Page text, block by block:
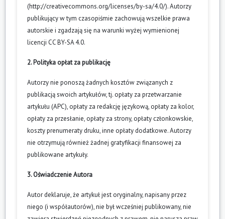
(http://creativecommons.org/licenses/by-sa/4.0/). Autorzy
publikujący w tym czasopiśmie zachowują wszelkie prawa
autorskie i zgadzają się na warunki wyżej wymienionej
licencji CC BY-SA 4.0.
2. Polityka opłat za publikację
Autorzy nie ponoszą żadnych kosztów związanych z
publikacją swoich artykułów, tj. opłaty za przetwarzanie
artykułu (APC), opłaty za redakcję językową, opłaty za kolor,
opłaty za przesłanie, opłaty za strony, opłaty członkowskie,
koszty prenumeraty druku, inne opłaty dodatkowe. Autorzy
nie otrzymują również żadnej gratyfikacji finansowej za
publikowane artykuły.
3. Oświadczenie Autora
Autor deklaruje, że artykuł jest oryginalny, napisany przez
niego (i współautorów), nie był wcześniej publikowany, nie